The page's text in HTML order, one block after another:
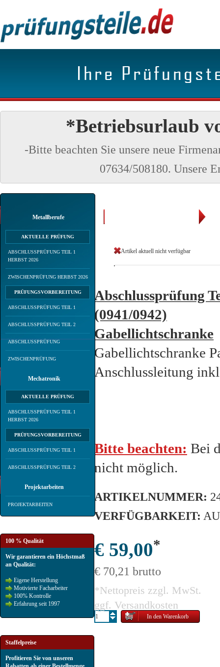
*Betriebsurlaub
-Bitte beachten Sie unsere neue
07634/508180. Unsere
Metallberufe
AKTUELLE PRÜFUNG
ABSCHLUSSPRÜFUNG TEIL 1
HERBST 2026
ZWISCHENPRÜFUNG HERBST 2026
PRÜFUNGSVORBEREITUNG
ABSCHLUSSPRÜFUNG TEIL 1
ABSCHLUSSPRÜFUNG TEIL 2
ABSCHLUSSPRÜFUNG
ZWISCHENPRÜFUNG
Mechatronik
AKTUELLE PRÜFUNG
ABSCHLUSSPRÜFUNG TEIL 1
HERBST 2026
PRÜFUNGSVORBEREITUNG
ABSCHLUSSPRÜFUNG TEIL 1
ABSCHLUSSPRÜFUNG TEIL 2
Projektarbeiten
PROJEKTARBEITEN
100 % Qualität
Wir garantieren ein Höchstmaß
an Qualität:
Eigene Herstellung
Motivierte Facharbeiter
100% Kontrolle
Erfahrung seit 1997
Staffelpreise
Profitieren Sie von unseren
Artikel aktuell nicht verfügbar
Abschlussprüfung
(0941/0942)
Gabellichtschranke
Gabellichtschranke
Anschlussleitung
Bitte beachten: Bei
nicht möglich.
ARTIKELNUMMER:
VERFÜGBARKEIT:
€ 59,00*
€ 70,21 brutto
*Nettopreis zzgl. MwSt.
ggf. Versandkosten